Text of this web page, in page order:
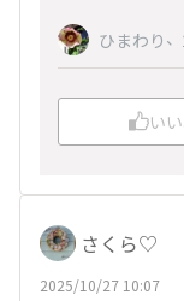
ひまわり 、
い
さくら♡
2025/10/27 10:07